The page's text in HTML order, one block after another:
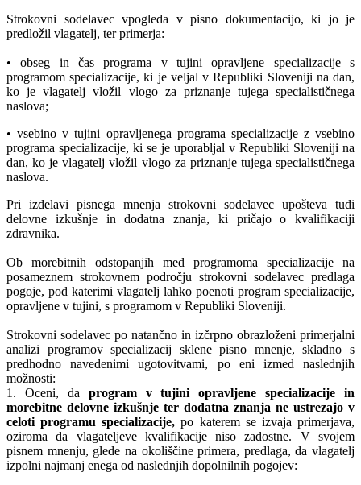
Strokovni sodelavec vpogleda v pisno dokumentacijo, ki jo je
predložil vlagatelj, ter primerja:
• obseg in čas programa v tujini opravljene specializacije s
programom specializacije, ki je veljal v Republiki Sloveniji na dan,
ko je vlagatelj vložil vlogo za priznanje tujega specialističnega
naslova;
• vsebino v tujini opravljenega programa specializacije z vsebino
programa specializacije, ki se je uporabljal v Republiki Sloveniji na
dan, ko je vlagatelj vložil vlogo za priznanje tujega specialističnega
naslova.
Pri izdelavi pisnega mnenja strokovni sodelavec upošteva tudi
delovne izkušnje in dodatna znanja, ki pričajo o kvalifikaciji
zdravnika.
Ob morebitnih odstopanjih med programoma specializacije na
posameznem strokovnem področju strokovni sodelavec predlaga
pogoje, pod katerimi vlagatelj lahko poenoti program specializacije,
opravljene v tujini, s programom v Republiki Sloveniji.
Strokovni sodelavec po natančno in izčrpno obrazloženi primerjalni
analizi programov specializacij sklene pisno mnenje, skladno s
predhodno navedenimi ugotovitvami, po eni izmed naslednjih
možnosti:
1. Oceni, da program v tujini opravljene specializacije in
morebitne delovne izkušnje ter dodatna znanja ne ustrezajo v
celoti programu specializacije, po katerem se izvaja primerjava,
oziroma da vlagateljeve kvalifikacije niso zadostne. V svojem
pisnem mnenju, glede na okoliščine primera, predlaga, da vlagatelj
izpolni najmanj enega od naslednjih dopolnilnih pogojev: